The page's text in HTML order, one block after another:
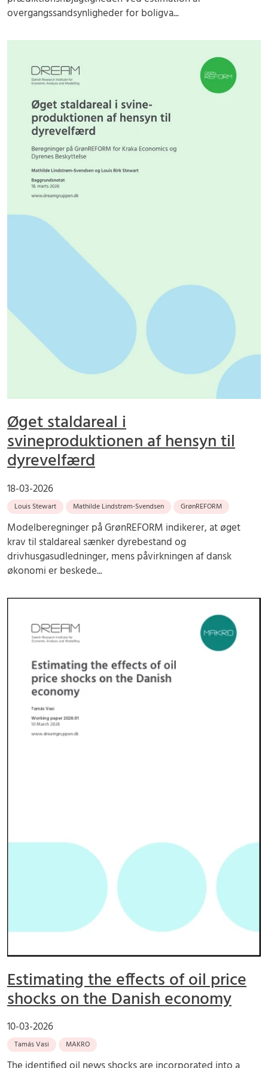
overgangssandsynligheder for boligva...
Øget staldareal i
svineproduktionen af hensyn til
dyrevelfærd
18-03-2026
Louis Stewart Mathilde Lindstrøm-Svendsen GrønREFORM
Modelberegninger på GrønREFORM indikerer, at øget
krav til staldareal sænker dyrebestand og
drivhusgasudledninger, mens påvirkningen af dansk
økonomi er beskede...
Estimating the effects of oil price
shocks on the Danish economy
10-03-2026
Tamás Vasi MAKRO